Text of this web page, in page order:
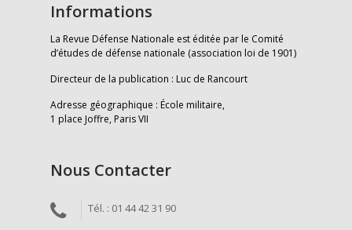
Informations
La Revue Défense Nationale est éditée par le Comité
d’études de défense nationale (association loi de 1901)
Directeur de la publication : Luc de Rancourt
Adresse géographique : École militaire,
1 place Joffre, Paris VII
Nous Contacter
Tél. : 01 44 42 31 90